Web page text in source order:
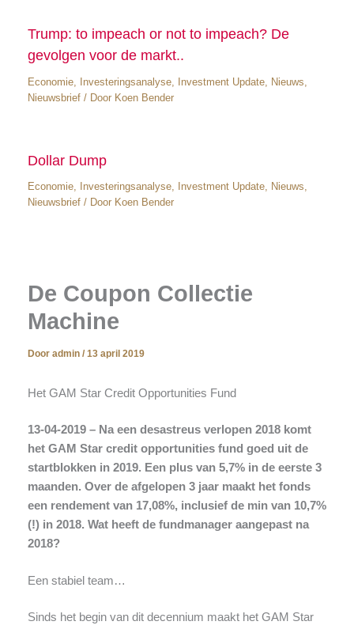
Trump: to impeach or not to impeach? De
gevolgen voor de markt..
Economie, Investeringsanalyse, Investment Update, Nieuws,
Nieuwsbrief/ Door Koen Bender
Dollar Dump
Economie, Investeringsanalyse, Investment Update, Nieuws,
Nieuwsbrief/ Door Koen Bender
De Coupon Collectie
Machine
Door admin / 13 april 2019
Het GAM Star Credit Opportunities Fund
13-04-2019 – Na een desastreus verlopen 2018 komt
het GAM Star credit opportunities fund goed uit de
startblokken in 2019. Een plus van 5,7% in de eerste 3
maanden. Over de afgelopen 3 jaar maakt het fonds
een rendement van 17,08%, inclusief de min van 10,7%
(!) in 2018. Wat heeft de fundmanager aangepast na
2018?
Een stabiel team…
Sinds het begin van dit decennium maakt het GAM Star